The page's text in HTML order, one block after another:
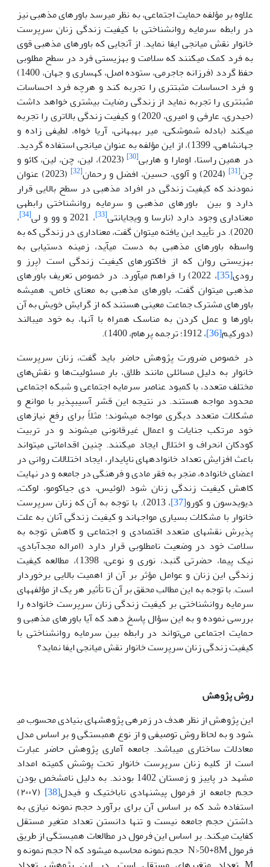
علاوه بر مؤلفه حمایت اجتماعی، به نظر می­رسد باورهای مذهبی نیز
در رابطه سرمایه روانشناختی با کیفیت زندگی زنان سرپرست
خانوار نقش میانجی ایفا نماید. از آنجایی که باورهای مذهبی قوی
به فرد کمک می­کنند که سلامت و بهزیستی فرد در سطح مطلوبی
حفظ گردد (فرزانه جاجرمی، ستوده اصل، کهساری و جهان، 1400)
و فرد احساسات مثبت­تری را تجربه کند و هرچه فرد احساسات
مثبتتری را تجربه نماید از زندگی رضایت بیشتری خواهد داشت
(حیدری، عارفی و امیری، 2020) و کیفیت زندگی بالاتری را تجربه
می­کند (بادله شموشکی، میر بهبهانی، آریا خواه، لطیفی زاده و
جهانشاهی، 1399)، از این مؤلفه به عنوان میانجی استفاده گردید.
در همین راستا، اومارا و هاربی[30]
(2023)، لین، چن، لین، کائو و
چن[31] (2024) و آلوی، حسین، افضل و رحمان [32]
(2023) عنوان
نمودند که کیفیت زندگی در افراد مذهبی در سطح بالایی قرار
دارد و بین باورهای مذهبی و سرمایه روانشناختی رابطهی
معناداری وجود دارد (نارسا و ویجایانتی[33] ، 2021 و وو و لی [34]
،
2020). در تأیید این یافته می­توان گفت، معناداری در زندگی که به
واسطه باورهای مذهبی به دست می­آید، زمینه دست­یابی به
بهزیستی روان که از فاکتورهای کیفیت زندگی است (پِرز و
رودی[35]
، 2022) را فراهم می­آورد. در خصوص تعریف باورهای
مذهبی می­توان گفت، باورهای مذهبی به معنای خاص، همیشه
باورهای مشترک جماعت معینی هستند که از گرایش خویش به آن
باورها و عمل کردن به مناسک همراه با آنها، به خود می­بالند
(دورکیم[36]
، 1912؛ ترجمه پرهام، 1400).
در خصوص ضرورت پژوهش حاضر باید گفت، زنان سرپرست
خانوار به دلیل مسائلی مانند طلاق، بار مسئولیت‌ها و نقش‌های
مختلف متعدد، با کمبود عناصر سرمایه اجتماعی و شبکه اجتماعی
محدود مواجه هستند. در نتیجه این قشر آسیبپذیر با موانع و
مشکلات متعدد دیگری مواجه میشوند؛ مثلاً برای رفع نیازهای
خود مرتکب جنایات و اعمال غیرقانونی میشوند و در تربیت
کودکان انحراف و اختلال ایجاد میکنند. چنین اقداماتی میتواند
باعث افزایش تعداد خانوادههای ناپایدار، ایجاد اختلالات روانی در
اعضای خانواده، منجر به فقر مادی و فرهنگی در جامعه و در نهایت
کاهش کیفیت زندگی زنان شود (لوئیس، دی جیاکومو، لوکت،
دیویدسون و کورو[37]
، 2013). با توجه به آن که زنان سرپرست
خانوار با مشکلات بسیاری مواجهاند و کیفیت زندگی آنان به علت
پذیرش نقش­های متعدد اقتصادی و اجتماعی و کاهش توجه به
سلامت خود در وضعیت نامطلوبی قرار دارد (امراله مجدآبادی،
نیک پیما، حضرتی گنبد، نوری و نوعی، 1398)، مطالعه کیفیت
زندگی این زنان و عوامل مؤثر بر آن از اهمیت بالایی برخوردار
است. با توجه به این مطالب محقق بر آن تا تأثیر هر یک از مؤلفه­های
سرمایه روانشناختی بر کیفیت زندگی زنان سرپرست خانواده را
بررسی نموده و به این سؤال پاسخ دهد که آیا باورهای مذهبی و
حمایت اجتماعی می‌تواند در رابطه بین سرمایه روانشناختی با
کیفیت زندگی زنان سرپرست خانوار نقش میانجی ایفا نماید؟
روش پژوهش
این پژوهش از نظر هدف در زمره­ی پژوهشهای بنیادی محسوب می
شود و به لحاظ روش توصیفی و از نوع همبستگی و بر اساس مدل
معادلات ساختاری میباشد. جامعه آماری پژوهش حاضر عبارت
است از کلیه زنان سرپرست خانوار تحت پوشش کمیته امداد
مشهد در پاییز و زمستان 1402 بودند. به دلیل نامشخص بودن
حجم جامعه از فرمول پیشنهادی ناباختیک و فیدل[38]
(۲۰۰۷)
استفاده شد که بر اساس آن برای برآورد حجم نمونه نیازی به
داشتن حجم جامعه نیست و تنها دانستن تعداد متغیر مستقل
کفایت میکند. بر اساس این فرمول در مطالعات همبستگی از طریق
فرمول N>50+8M حجم نمونه محاسبه می
شود که N حجم نمونه و